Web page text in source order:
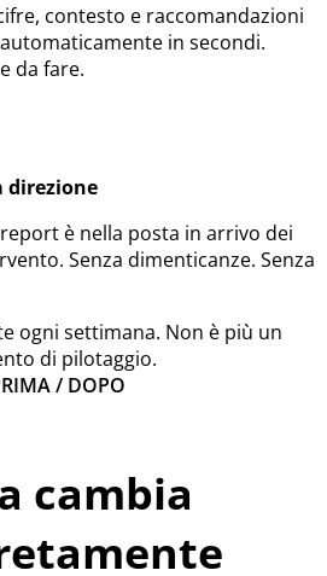
contesto e raccomandazioni
in secondi.
da fare.
direzione
è nella posta in arrivo dei
Senza dimenticanze. Senza
ogni settimana. Non è più un
di pilotaggio.
/ DOPO
cambia